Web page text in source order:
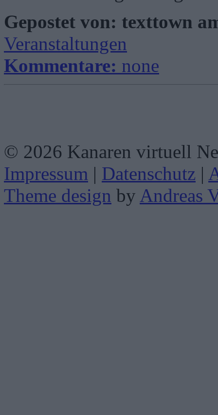
Gepostet von: texttown
Veranstaltungen
Kommentare: none
© 2026 Kanaren virtuell
Impressum | Datenschutz |
Theme design by Andreas